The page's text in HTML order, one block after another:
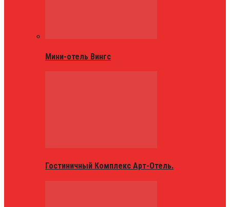
Мини-отель Вингс
Гостиничный Комплекс Арт-Отель.